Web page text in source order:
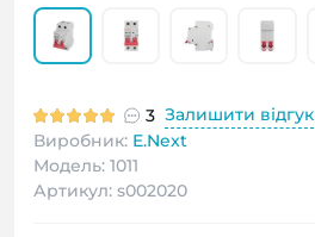
3 Залишити відгук
Виробник: E.Next
Модель: 1011
Артикул: s002020